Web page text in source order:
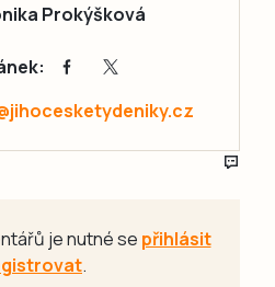
Prokýšková
je nutné se přihlásit
.